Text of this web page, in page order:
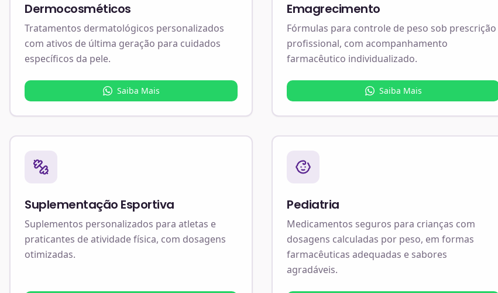
Dermocosméticos
Tratamentos dermatológicos personalizados
com ativos de última geração para cuidados
específicos da pele.
Saiba Mais
Emagrecimento
Fórmulas para controle de peso sob prescrição
profissional, com acompanhamento
farmacêutico individualizado.
Saiba Mais
Suplementação Esportiva
Suplementos personalizados para atletas e
praticantes de atividade física, com dosagens
otimizadas.
Pediatria
Medicamentos seguros para crianças com
dosagens calculadas por peso, em formas
farmacêuticas adequadas e sabores
agradáveis.